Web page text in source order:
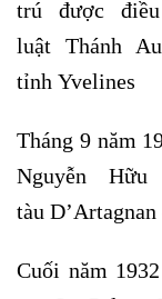
trú được
luật Thánh
tỉnh Yvelines
Tháng 9 năm
Nguyễn
tàu
Cuối năm